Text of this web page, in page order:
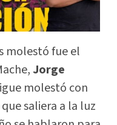
molestó fue el
Jorge
molestó con
saliera a la luz